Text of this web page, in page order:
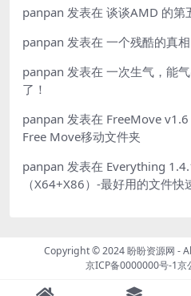
panpan 发表在 谈谈AMD 的第
panpan 发表在 一个残酷的真相
panpan 发表在 一次生气，能
了！
panpan 发表在 FreeMove
Free Move移动文件夹
panpan 发表在 Everything
（X64+X86）-最好用的文件快
Copyright © 2024盼盼资源网 -
京ICP备0000000号-1京